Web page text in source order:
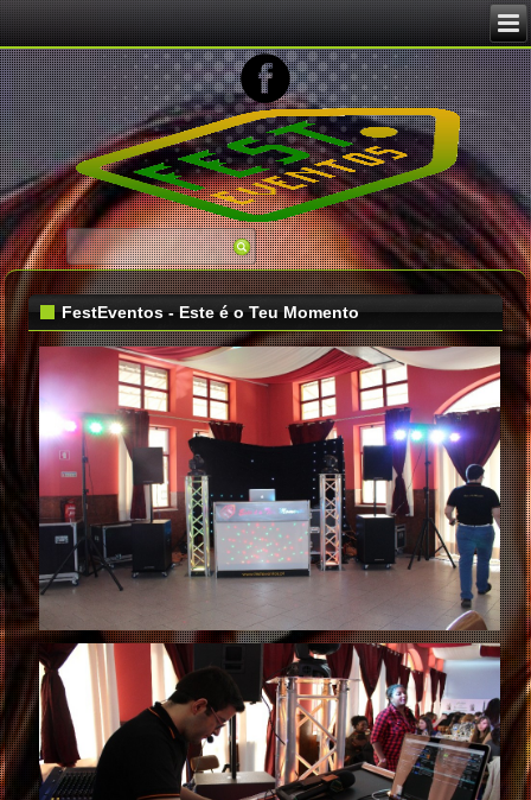
FestEventos - Este é o Teu Momento